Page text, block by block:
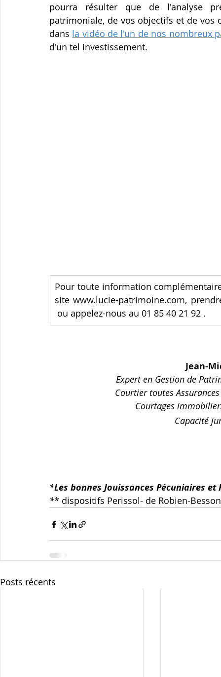
pourra résulter que de l'analyse
patrimoniale, de vos objectifs et de vos
dans la vidéo de l'un de nos nombreux
d'un tel investissement.
Pour toute information
site www.lucie-patrimoine.com,
ou appelez-nous au 01 85 40 21 92 .
Jean-
Expert en Gestion de
Courtier toutes
Courtages
Capacité
*Les bonnes Jouissances Pécuniaires
** dispositifs Perissol- de Robien-
Posts récents